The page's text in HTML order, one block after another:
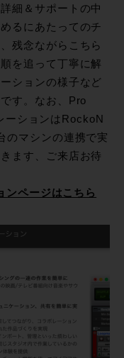
細＆サポートの中
るにあたってのチ
残念ながらこちら
を追って丁寧に解
ションの様子など
す。なお、Pro
ーションはRockoN
のマシンの連携で実
ます、ご来店お待
ンページはこちら